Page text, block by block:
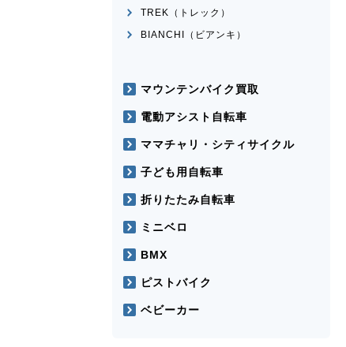
TREK（トレック）
BIANCHI（ビアンキ）
マウンテンバイク買取
電動アシスト自転車
ママチャリ・シティサイクル
子ども用自転車
折りたたみ自転車
ミニベロ
BMX
ピストバイク
ベビーカー